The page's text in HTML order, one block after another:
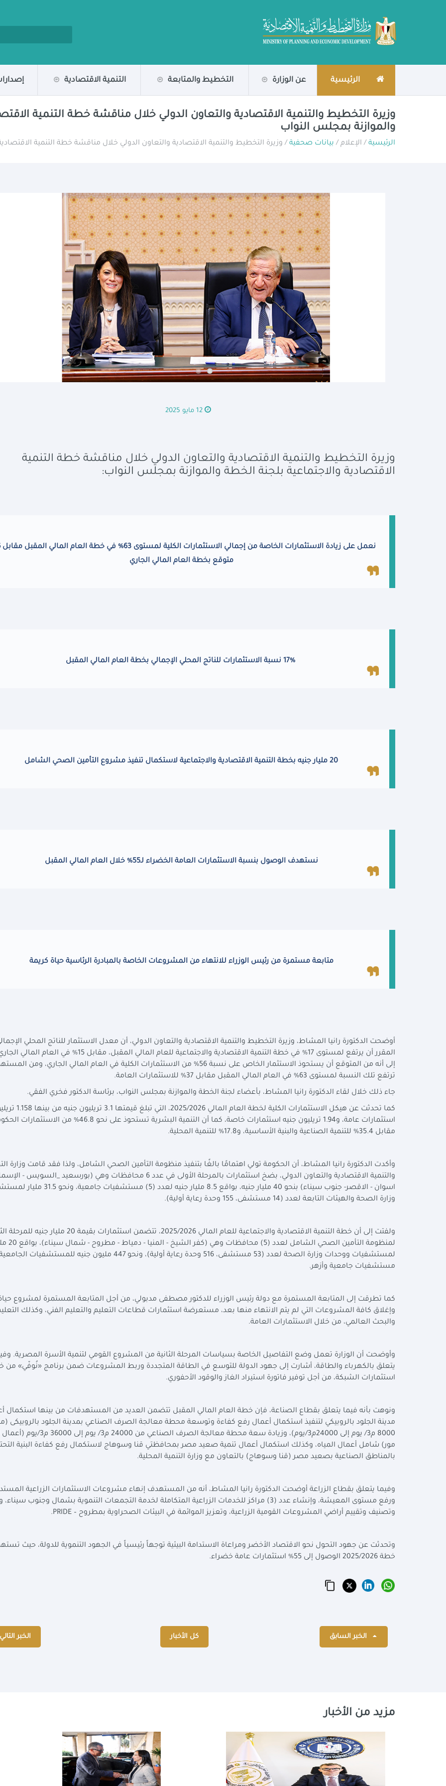
الرئيسية عن الوزارة التخطيط والمتابعة التنمية الاقتصادية
وزيرة التخطيط والتنمية الاقتصادية والتعاون الدولي خلال مناقشة خطة التنمية
والموازنة بمجلس النواب
الرئيسية / الإعلام / بيانات صحفية / وزيرة التخطيط والتنمية الاقتصادية والتعاون الدولي خلال مناقشة خطة التنمية
12 مايو 2025
وزيرة التخطيط والتنمية الاقتصادية والتعاون الدولي خلال مناقشة خطة التنمية
الاقتصادية والاجتماعية بلجنة الخطة والموازنة بمجلس النواب:
متوقع بخطة العام المالي الجاري
17% نسبة الاستثمارات للناتج المحلي الإجمالي بخطة العام المالي المقبل
20 مليار جنيه بخطة التنمية الاقتصادية والاجتماعية لاستكمال تنفيذ مشروع التأمين الصحي الشامل
نستهدف الوصول بنسبة الاستثمارات العامة الخضراء لـ55% خلال العام المالي المقبل
متابعة مستمرة من رئيس الوزراء للانتهاء من المشروعات الخاصة بالمبادرة الرئاسية حياة كريمة
أوضحت الدكتورة رانيا المشاط، وزيرة التخطيط والتنمية الاقتصادية والتعاون الدولي، أن معدل الاستثمار للناتج المحلي
المقرر أن يرتفع لمستوى 17% في خطة التنمية الاقتصادية والاجتماعية للعام المالي المقبل، مقابل
إلى أنه من المتوقع أن يستحوذ الاستثمار الخاص على نسبة 56% من الاستثمارات الكلية في العام المالي الجاري، ومن
ترتفع تلك النسبة لمستوى 63% في العام المالي المقبل مقابل 37% للاستثمارات العامة.
جاء ذلك خلال لقاء الدكتورة رانيا المشاط، بأعضاء لجنة الخطة والموازنة بمجلس النواب، برئاسة الدكتور فخري الفقي.
كما تحدثت عن هيكل الاستثمارات الكلية لخطة
استثمارات عامة، و1.94 تريليون جنيه استثمارات خاصة، كما أن التنمية البشرية تستحوذ على نحو
مقابل 35.4% للتنمية الصناعية والبنية الأساسية، و17.8% للتنمية المحلية.
وأكدت الدكتورة رانيا المشاط، أن الحكومة تولي اهتمامًا بالغًا بتنفيذ منظومة التأمين الصحي الشامل، ولذا فقد قامت وزارة
والتنمية الاقتصادية والتعاون الدولي، بضخ استثمارات بالمرحلة الأولى في عدد 6 محافظات وهي (بورسعيد
اسوان - الاقصر- جنوب سيناء) بنحو 40 مليار جنيه، بواقع 8.5 مليار جنيه لعدد (5)
وزارة الصحة والهيئات التابعة لعدد (14 مستشفى، 155 وحدة رعاية أولية).
ولفتت إلى أن خطة التنمية الاقتصادية والاجتماعية للعام المالي 2025/2026، تتضمن استثمارات بقيمة 20 مليار
لمنظومة التأمين
مستشفيات جامعية وأزهر.
كما تطرقت إلى المتابعة المستمرة مع دولة رئيس الوزراء للدكتور مصطفى مدبولي، من أجل المتابعة المستمرة لمشروع
وإغلاق كافة المشروعات التي لم يتم الانتهاء منها بعد، مستعرضة استثمارات قطاعات التعليم والتعليم الفني، وكذلك
والبحث العالمي، من خلال الاستثمارات العامة.
وأوضحت أن الوزارة تعمل وضع التفاصيل الخاصة بسياسات المرحلة الثانية من المشروع القومي لتنمية الأسرة المصرية.
يتعلق بالكهرباء والطاقة، أشارت إلى جهود الدولة للتوسع في الطاقة المتجددة وربط المشروعات ضمن برنامج «نُوفّي» من
استثمارات الشبكة، من أجل توفير فاتورة استيراد الغاز والوقود الأحفوري.
ونوهت بأنه فيما يتعلق بقطاع الصناعة، فإن خطة العام المالي المقبل تتضمن العديد من المستهدفات من بينها استكمال
مدينة الجلود بالروبيكي لتنفيذ استكمال أعمال رفع كفاءة وتوسعة محطة معالجة الصرف الصناعي بمدينة الجلود
8000 م3/ يوم إلى 24000م3/يوم)، وزيادة سعة محطة معالجة الصرف الصناعي من
مور) شامل أعمال المياه، وكذلك استكمال أعمال تنمية صعيد مصر بمحافظتي قنا وسوهاج لاستكمال رفع كفاءة البنية
بالمناطق الصناعية بصعيد مصر (قنا وسوهاج) بالتعاون مع وزارة التنمية المحلية.
وفيما يتعلق بقطاع الزراعة أوضحت الدكتورة رانيا المشاط، أنه من المستهدف إنهاء مشروعات الاستثمارات الزراعية
ورفع مستوى المعيشة، وإنشاء عدد (3) مراكز للخدمات الزراعية المتكاملة لخدمة التجمعات التنموية بشمال وجنوب
وتصنيف وتقييم أراضي المشروعات القومية الزراعية، وتعزيز الموائمة في البيئات الصحراوية بمطروح – PRIDE
.
وتحدثت عن جهود التحول نحو الاقتصاد الأخضر ومراعاة الاستدامة البيئية توجهاً رئيسياً في الجهود التنموية للدولة، حيث
خطة 2025/2026 الوصول إلى 55% استثمارات عامة خضراء.
الخبر السابق كل الأخبار الخبر التالي
مزيد من الأخبار